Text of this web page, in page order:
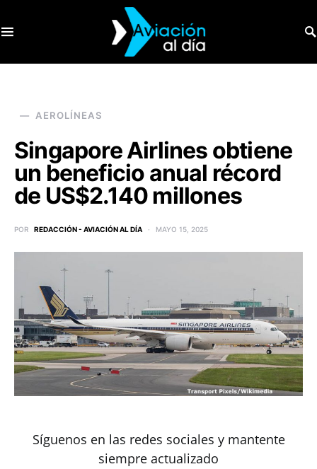
AEROLÍNEAS
Singapore Airlines obtiene
un beneficio anual récord
de US$2.140 millones
POR REDACCIÓN - AVIACIÓN AL DÍA MAYO 15, 2025
Síguenos en las redes sociales y mantente
siempre actualizado